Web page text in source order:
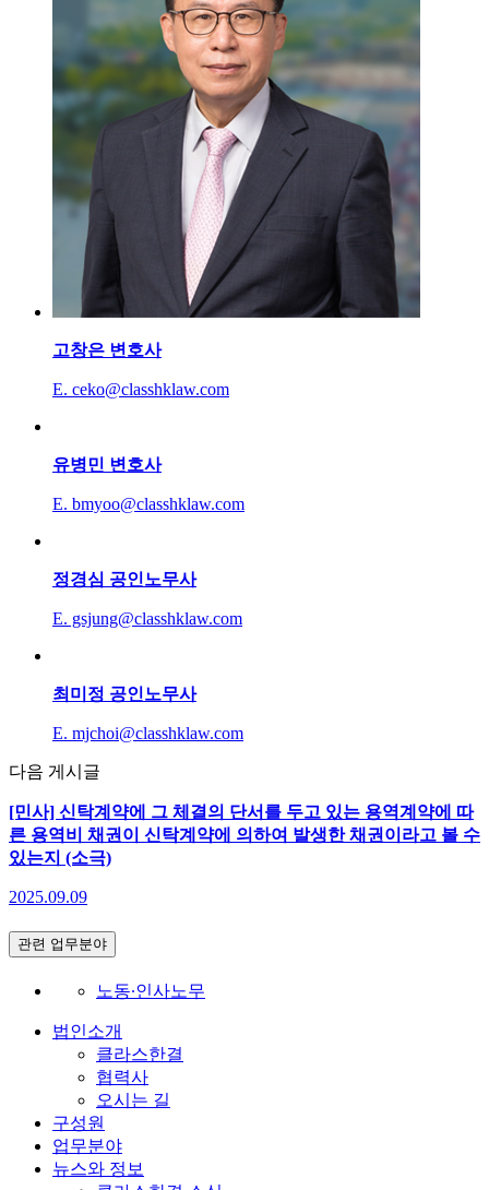
고창은 변호사
E. ceko@classhklaw.com
유병민 변호사
E. bmyoo@classhklaw.com
정경심 공인노무사
E. gsjung@classhklaw.com
최미정 공인노무사
E. mjchoi@classhklaw.com
다음 게시글
[민사] 신탁계약에 그 체결의 단서를 두고 있는 용역계약에 따
른 용역비 채권이 신탁계약에 의하여 발생한 채권이라고 볼 수
있는지 (소극)
2025.09.09
관련 업무분야
노동∙인사노무
법인소개
클라스한결
협력사
오시는 길
구성원
업무분야
뉴스와 정보